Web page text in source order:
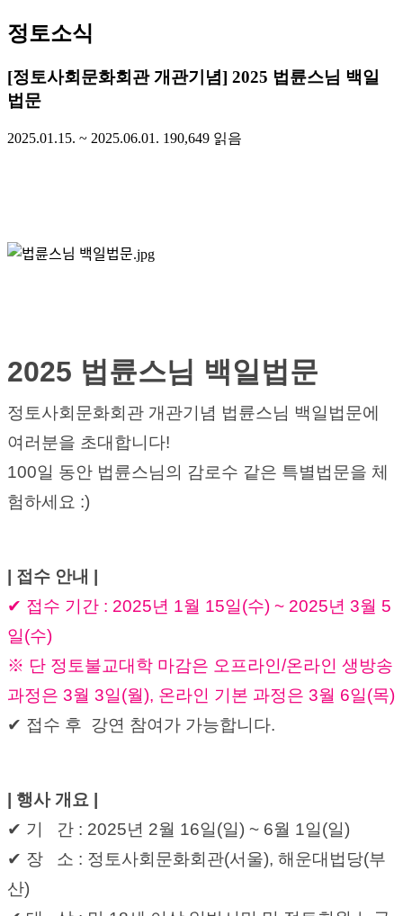
정토소식
[정토사회문화회관 개관기념] 2025 법륜스님 백일
법문
2025.01.15. ~ 2025.06.01. 190,649 읽음
2025 법륜스님 백일법문
정토사회문화회관 개관기념 법륜스님 백일법문에
여러분을 초대합니다!
100일 동안 법륜스님의 감로수 같은 특별법문을 체
험하세요 :)
| 접수 안내 |
✔ 접수 기간 : 2025년 1월 15일(수) ~ 2025년 3월 5
일(수)
※ 단 정토불교대학 마감은 오프라인/온라인 생방송
과정은 3월 3일(월), 온라인 기본 과정은 3월 6일(목)
✔ 접수 후  강연 참여가 가능합니다.
| 행사 개요 |
✔ 기   간 : 2025년 2월 16일(일) ~ 6월 1일(일)
✔ 장   소 : 정토사회문화회관(서울), 해운대법당(부
산)